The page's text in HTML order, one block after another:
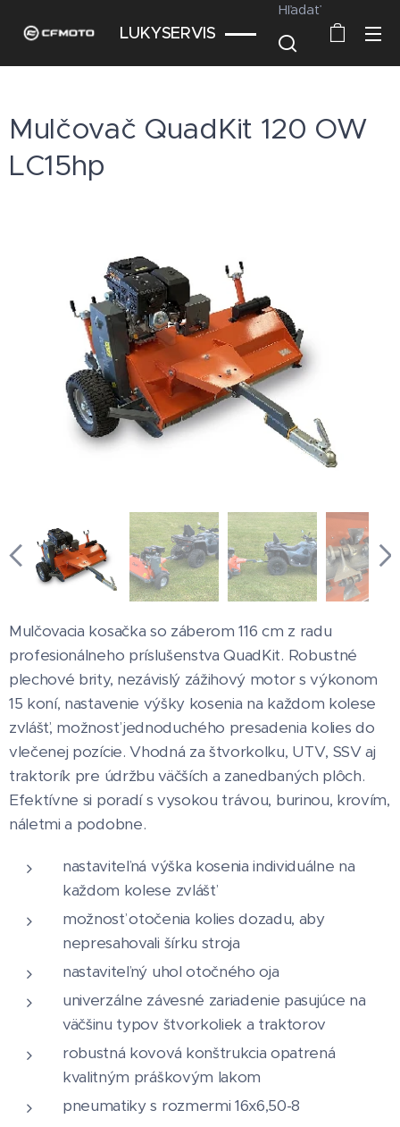
LUKYSERVIS
Hľadať
Mulčovač QuadKit 120 OW
LC15hp
Mulčovacia kosačka so záberom 116 cm z radu
profesionálneho príslušenstva QuadKit. Robustné
plechové brity, nezávislý zážihový motor s výkonom
15 koní, nastavenie výšky kosenia na každom kolese
zvlášť, možnosť jednoduchého presadenia kolies do
vlečenej pozície. Vhodná za štvorkolku, UTV, SSV aj
traktorík pre údržbu väčších a zanedbaných plôch.
Efektívne si poradí s vysokou trávou, burinou, krovím,
náletmi a podobne.
nastaviteľná výška kosenia individuálne na
každom kolese zvlášť
možnosť otočenia kolies dozadu, aby
nepresahovali šírku stroja
nastaviteľný uhol otočného oja
univerzálne závesné zariadenie pasujúce na
väčšinu typov štvorkoliek a traktorov
robustná kovová konštrukcia opatrená
kvalitným práškovým lakom
pneumatiky s rozmermi 16x6,50-8